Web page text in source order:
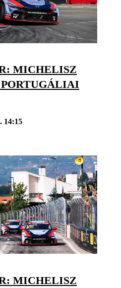
MICHELISZ
14:15
MICHELISZ